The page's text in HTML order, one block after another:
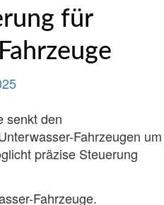
für
senkt den
Fahrzeugen um
präzise Steuerung